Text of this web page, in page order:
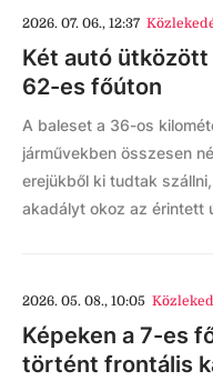
2026. 07. 06., 12:37
Két autó
62-es főúton
A baleset a 36-os
járművekben összesen
erejükből ki tudtak
akadályt okoz az érintett
2026. 05. 08., 10:05
Képeken a 7-es
történt frontális